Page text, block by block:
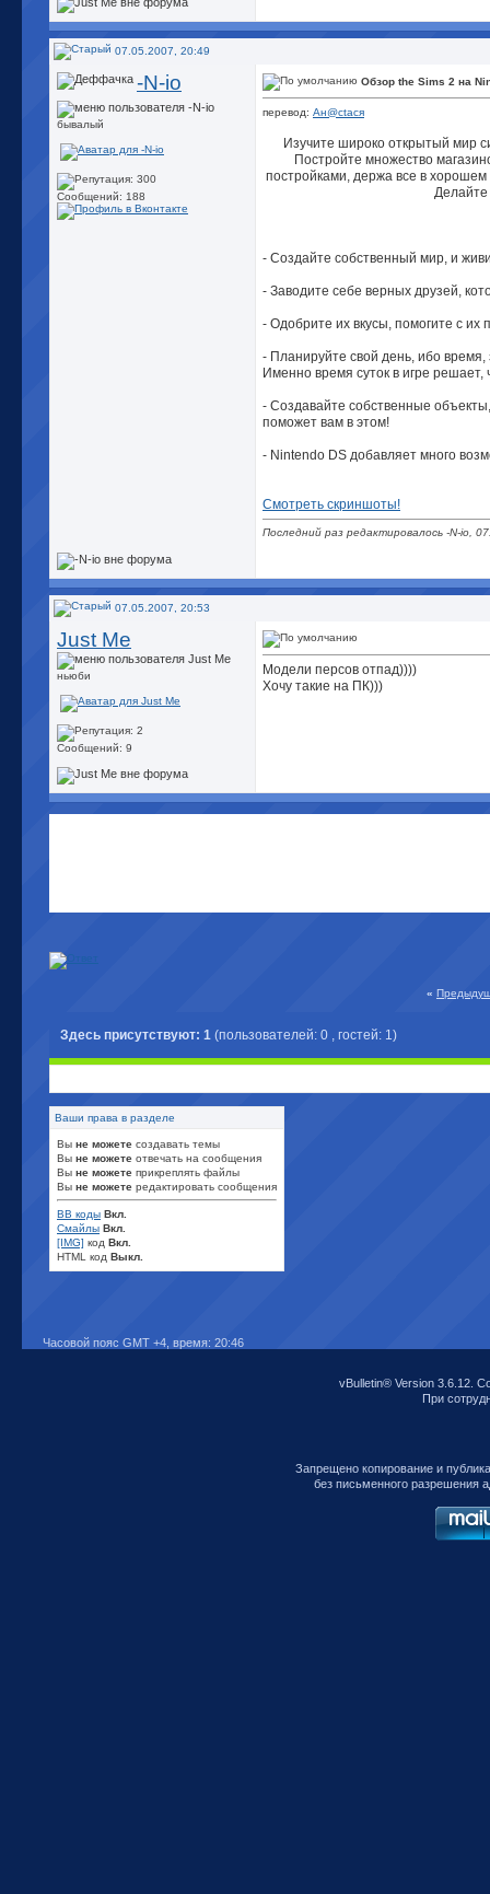
07.05.2007, 20:49
-N-io
бывалый
Сообщений: 188
Обзор the Sims 2 на
перевод: Ан@сtася
Изучите широко открытый мир
Постройте множество
постройками, держа все в
- Создайте собственный мир, и
- Заводите себе верных друзей,
- Одобрите их вкусы, помогите с их
- Планируйте свой день, ибо
Именно время суток в игре
- Создавайте собственные
поможет вам в этом!
- Nintendo DS добавляет много
Смотреть скриншоты!
Последний раз редактировалось -N-io,
07.05.2007, 20:53
Just Me
ньюби
Сообщений: 9
Модели персов отпад))))
Хочу такие на ПК)))
«
Здесь присутствуют: 1 (пользователей: 0 , гостей: 1)
Ваши права в разделе
Вы не можете создавать темы
Вы не можете отвечать на сообщения
Вы не можете прикреплять файлы
Вы не можете редактировать сообщения
BB коды Вкл.
Смайлы Вкл.
[IMG] код Вкл.
HTML код Выкл.
Часовой пояс GMT +4, время: 20:46
vBulletin® Version 3.6.12.
При
Запрещено копирование и
без письменного разрешения